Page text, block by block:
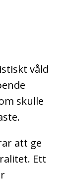
våld
skulle
att ge
Ett